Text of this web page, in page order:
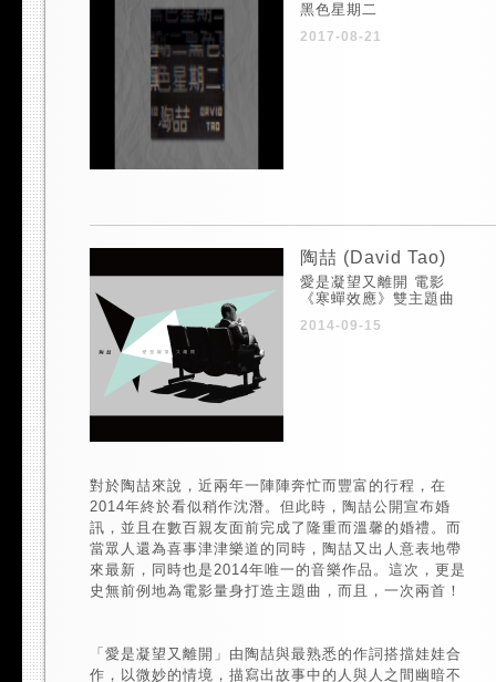
黑色星期二
2017-08-21
陶喆 (David Tao)
愛是凝望又離開 電影
《寒蟬效應》雙主題曲
2014-09-15
對於陶喆來說，近兩年一陣陣奔忙而豐富的行程，在
2014年終於看似稍作沈潛。但此時，陶喆公開宣布婚
訊，並且在數百親友面前完成了隆重而溫馨的婚禮。而
當眾人還為喜事津津樂道的同時，陶喆又出人意表地帶
來最新，同時也是2014年唯一的音樂作品。這次，更是
史無前例地為電影量身打造主題曲，而且，一次兩首！
「愛是凝望又離開」由陶喆與最熟悉的作詞搭擋娃娃合
作，以微妙的情境，描寫出故事中的人與人之間幽暗不